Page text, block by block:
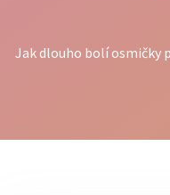
Jak dlouho bolí osmičky